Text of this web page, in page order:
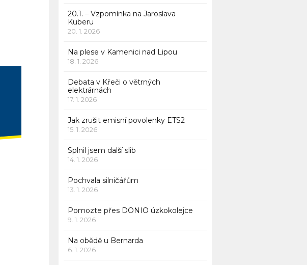
20.1. – Vzpomínka na Jaroslava
Kuberu
20. 1. 2026
Na plese v Kamenici nad Lipou
18. 1. 2026
Debata v Křeči o větrných
elektrárnách
17. 1. 2026
Jak zrušit emisní povolenky ETS2
15. 1. 2026
Splnil jsem další slib
14. 1. 2026
Pochvala silničářům
13. 1. 2026
Pomozte přes DONIO úzkokolejce
9. 1. 2026
Na obědě u Bernarda
6. 1. 2026